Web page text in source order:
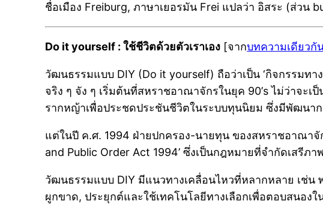
ชื่อเมือง Freiburg, ภาษาเยอรมัน Frei แปลว่า อิสระ (ส่วน
Do it yourself : ใช้ชีวิตด้วยตัวเราเอง [จากบทความเดียวกั
วัฒนธรรมแบบ DIY (Do it yourself) ถือว่าเป็น ‘กิจกรรมท
จริง ๆ จัง ๆ เริ่มต้นที่สหราชอาณาจักรในยุค 90’s ไม่ว่าจะ
รากหญ้าเพื่อประชดประชันชีวิตในระบบทุนนิยม ซึ่งมีพัฒนา
แต่ในปี ค.ศ. 1994 ฝ่ายปกครอง-นายทุน ของสหราชอาณา
and Public Order Act 1994’ ซึ่งเป็นกฎหมายที่จำกัดเสรี
วัฒนธรรมแบบ DIY มีแนวทางเคลื่อนไหวที่หลากหลาย เช่
ผูกขาด, ประยุกต์และใช้เทคโนโลยีทางเลือกเพื่อตอบสนอง